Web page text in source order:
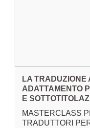
LA TRADUZIONE
ADATTAMENTO
E
MASTERCLASS
TRADUTTORI